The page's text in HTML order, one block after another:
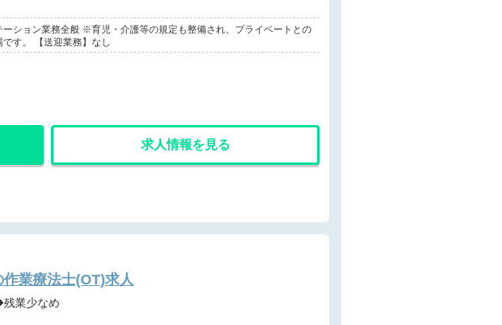
ーション業務全般 ※育児・介護等の規定も整備され、プライベートとの
す。 【送迎業務】なし
求人情報を見る
業療法士(OT)求人
上◆残業少なめ